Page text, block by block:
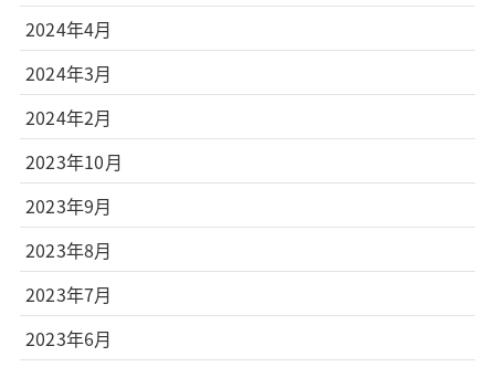
2024年4月
2024年3月
2024年2月
2023年10月
2023年9月
2023年8月
2023年7月
2023年6月